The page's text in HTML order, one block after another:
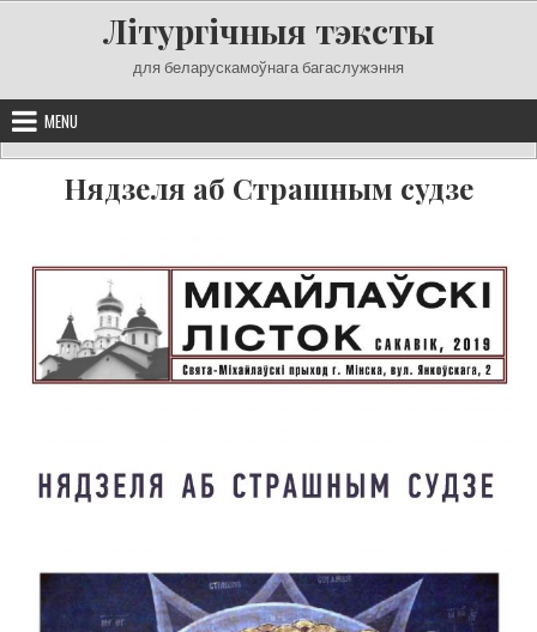
Літургічныя тэксты
для беларускамоўнага багаслужэння
MENU
Нядзеля аб Страшным судзе